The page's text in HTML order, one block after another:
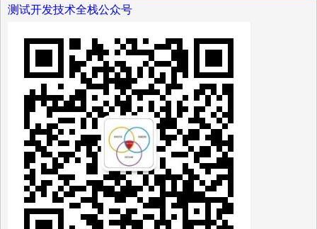
测试开发技术全栈公众号